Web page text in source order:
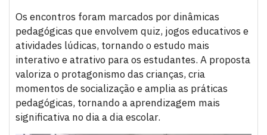
Os encontros foram marcados por dinâmicas
pedagógicas que envolvem quiz, jogos educativos e
atividades lúdicas, tornando o estudo mais
interativo e atrativo para os estudantes. A proposta
valoriza o protagonismo das crianças, cria
momentos de socialização e amplia as práticas
pedagógicas, tornando a aprendizagem mais
significativa no dia a dia escolar.